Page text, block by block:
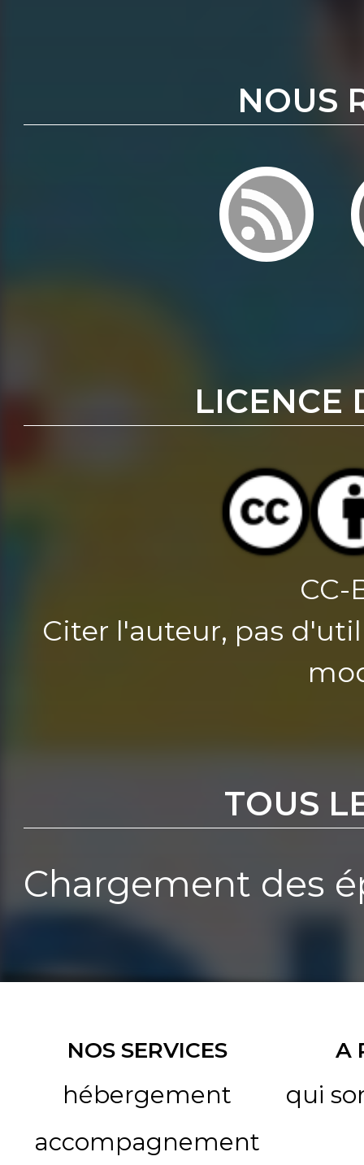
NOUS
LICENCE
CC-
Citer l'auteur, pas
TOUS
Chargement des
NOS SERVICES
hébergement
accompagnement
A
qui